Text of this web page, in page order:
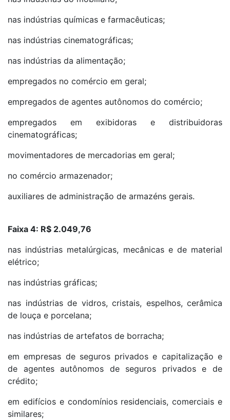
nas indústrias químicas e farmacêuticas;
nas indústrias cinematográficas;
nas indústrias da alimentação;
empregados no comércio em geral;
empregados de agentes autônomos do comércio;
empregados em exibidoras e distribuidoras
cinematográficas;
movimentadores de mercadorias em geral;
no comércio armazenador;
auxiliares de administração de armazéns gerais.
Faixa 4: R$ 2.049,76
nas indústrias metalúrgicas, mecânicas e de material
elétrico;
nas indústrias gráficas;
nas indústrias de vidros, cristais, espelhos, cerâmica
de louça e porcelana;
nas indústrias de artefatos de borracha;
em empresas de seguros privados e capitalização e
de agentes autônomos de seguros privados e de
crédito;
em edifícios e condomínios residenciais, comerciais e
similares;